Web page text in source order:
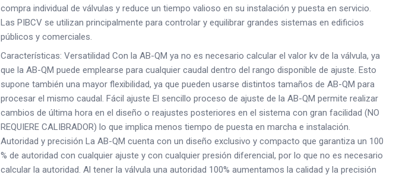
compra individual de válvulas y reduce un tiempo valioso en su instalación y puesta en servicio.
Las PIBCV se utilizan principalmente para controlar y equilibrar grandes sistemas en edificios
públicos y comerciales.
Características: Versatilidad Con la AB-QM ya no es necesario calcular el valor kv de la válvula, ya
que la AB-QM puede emplearse para cualquier caudal dentro del rango disponible de ajuste. Esto
supone también una mayor flexibilidad, ya que pueden usarse distintos tamaños de AB-QM para
procesar el mismo caudal. Fácil ajuste El sencillo proceso de ajuste de la AB-QM permite realizar
cambios de última hora en el diseño o reajustes posteriores en el sistema con gran facilidad (NO
REQUIERE CALIBRADOR) lo que implica menos tiempo de puesta en marcha e instalación.
Autoridad y precisión La AB-QM cuenta con un diseño exclusivo y compacto que garantiza un 100
% de autoridad con cualquier ajuste y con cualquier presión diferencial, por lo que no es necesario
calcular la autoridad. Al tener la válvula una autoridad 100% aumentamos la calidad y la precisión